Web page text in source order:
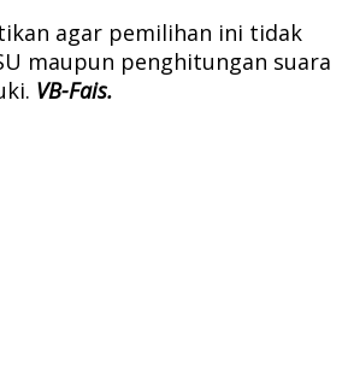
agar pemilihan ini tidak
maupun penghitungan suara
. VB-Fais.